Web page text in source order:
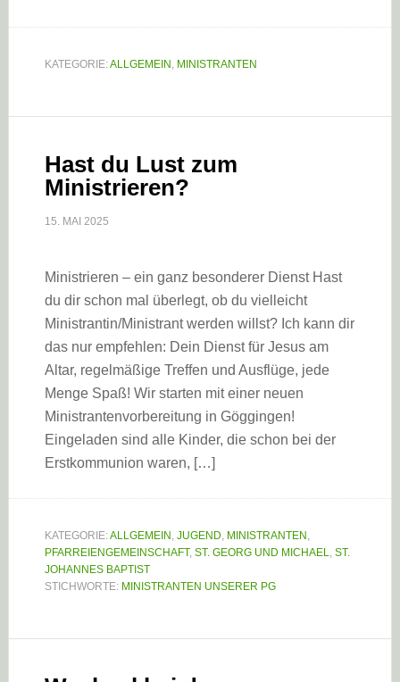
KATEGORIE:ALLGEMEIN , MINISTRANTEN
Hast du Lust zum
Ministrieren?
15. MAI 2025
Ministrieren – ein ganz besonderer Dienst Hast
du dir schon mal überlegt, ob du vielleicht
Ministrantin/Ministrant werden willst? Ich kann dir
das nur empfehlen: Dein Dienst für Jesus am
Altar, regelmäßige Treffen und Ausflüge, jede
Menge Spaß! Wir starten mit einer neuen
Ministrantenvorbereitung in Göggingen!
Eingeladen sind alle Kinder, die schon bei der
Erstkommunion waren, […]
KATEGORIE:ALLGEMEIN , JUGEND, MINISTRANTEN ,
PFARREIENGEMEINSCHAFT, ST. GEORG UND MICHAEL, ST.
JOHANNES BAPTIST
STICHWORTE: MINISTRANTEN UNSERER PG